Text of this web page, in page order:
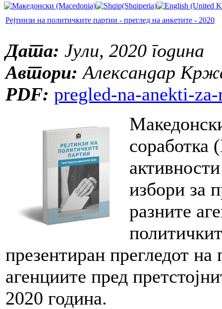
Рејтинзи на политичките партии - преглед на анкетите - 2020
Дата: Јули, 2020 година
Автори: Александар
PDF: pregled-na-anekti-
избори за
разните
презентиран прегледот на
агенциите пред
2020 година.